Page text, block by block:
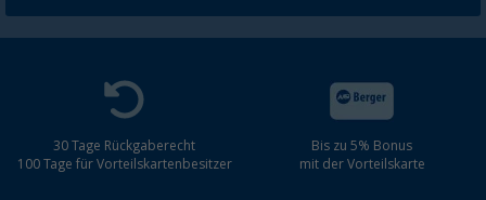
30 Tage Rückgaberecht
100 Tage für Vorteilskartenbesitzer
Bis zu 5% Bonus
mit der Vorteilskarte